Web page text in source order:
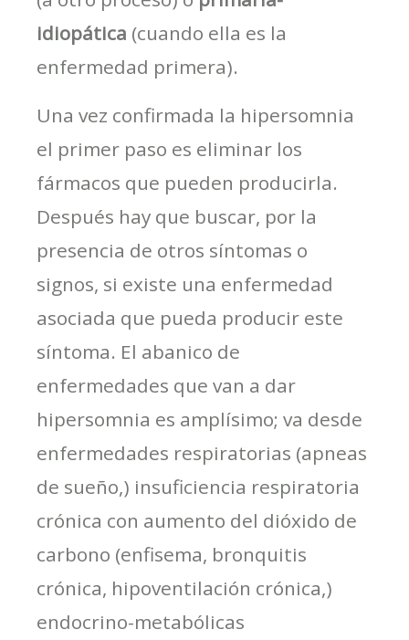
idiopática (cuando ella es la
enfermedad primera).
Una vez confirmada la hipersomnia
el primer paso es eliminar los
fármacos que pueden producirla.
Después hay que buscar, por la
presencia de otros síntomas o
signos, si existe una enfermedad
asociada que pueda producir este
síntoma. El abanico de
enfermedades que van a dar
hipersomnia es amplísimo; va desde
enfermedades respiratorias (apneas
de sueño,) insuficiencia respiratoria
crónica con aumento del dióxido de
carbono (enfisema, bronquitis
crónica, hipoventilación crónica,)
endocrino-metabólicas